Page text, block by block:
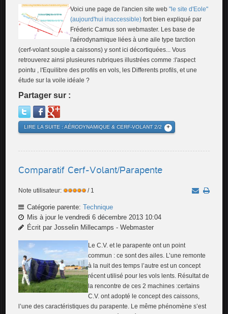
Voici une page de l'ancien site web"le site d'Eole"
(aujourd'hui inaccessible) fort bien expliqué par
Fréderic Camus son webmaster. Les base de
l'aérodynamique liées à une aile type tarction
(cerf-volant souple a caissons) y sont ici décortiquées... Vous
retrouverez ainsi plusieures rubriques illustrées comme :l'aspect
pointu , l'Equilibre des profils en vols, les Differents profils, et une
étude sur la voile idéale ?
Partager sur :
LIRE LA SUITE : AÉRODYNAMIQUE & CERF-VOLANT 2/2
Comparatif Cerf-Volant/Parapente
Note utilisateur: / 1
Catégorie parente:Technique
Mis à jour le vendredi 6 décembre 2013 10:04
Écrit par Josselin Millecamps - Webmaster
Le C.V. et le parapente ont un point
commun : ce sont des ailes. L’une remonte
à la nuit des temps l’autre est un concept
récent utilisé pour les vols lents. Résultat de
la rencontre de ces 2 machines :certains
C.V. ont adopté le concept des caissons,
l’une des caractéristiques du parapente. Le même phénomène s’est